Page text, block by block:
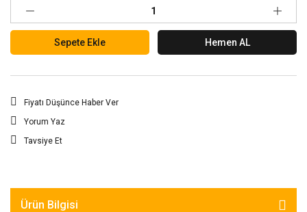
Sepete Ekle Hemen AL
Fiyatı Düşünce Haber Ver
Yorum Yaz
Tavsiye Et
Ürün Bilgisi